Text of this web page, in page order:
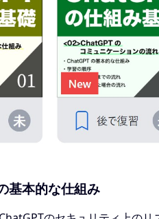
基本的な仕組み